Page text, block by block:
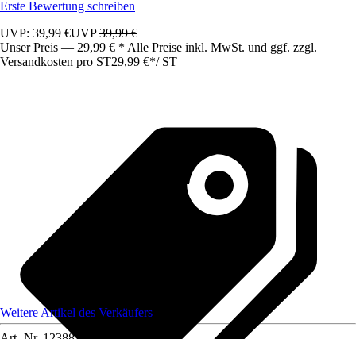
Erste Bewertung schreiben
UVP: 39,99 €UVP39,99 €
Unser Preis — 29,99 € * Alle Preise inkl. MwSt. und ggf. zzgl.
Versandkosten pro ST29,99 €*/ ST
Weitere Artikel des Verkäufers